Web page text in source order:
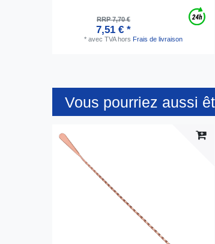
RRP 7,70 €
7,51 € *
* avec TVAhors Frais de livraison
Vous pourriez aussi